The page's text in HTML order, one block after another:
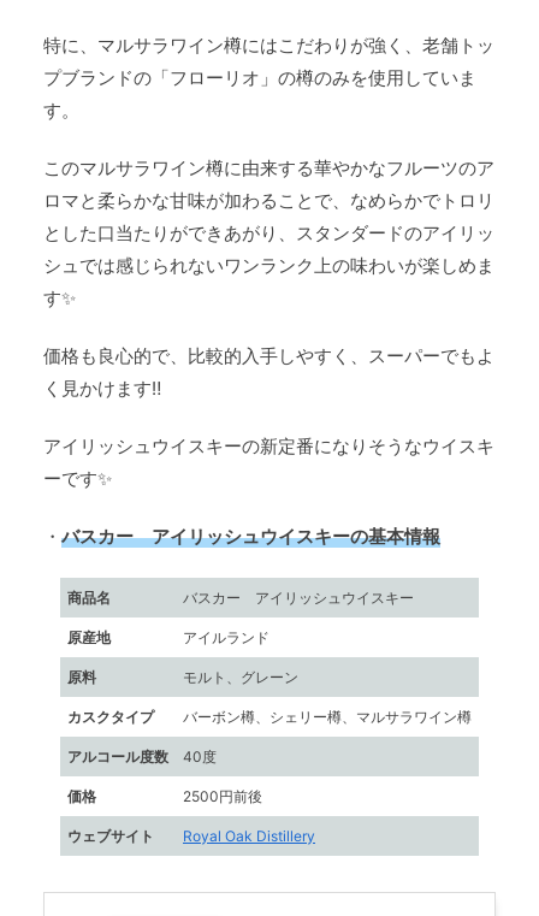
特に、マルサラワイン樽にはこだわりが強く、老舗トッ
プブランドの「フローリオ」の樽のみを使用していま
す。
このマルサラワイン樽に由来する華やかなフルーツのア
ロマと柔らかな甘味が加わることで、なめらかでトロリ
とした口当たりができあがり、スタンダードのアイリッ
シュでは感じられないワンランク上の味わいが楽しめま
す✨
価格も良心的で、比較的入手しやすく、スーパーでもよ
く見かけます‼
アイリッシュウイスキーの新定番になりそうなウイスキ
ーです✨
・ バスカー アイリッシュウイスキーの基本情報
商品名 バスカー アイリッシュウイスキー
原産地 アイルランド
原料 モルト、グレーン
カスクタイプ バーボン樽、シェリー樽、マルサラワイン樽
アルコール度数 40度
価格 2500円前後
ウェブサイト Royal Oak Distillery